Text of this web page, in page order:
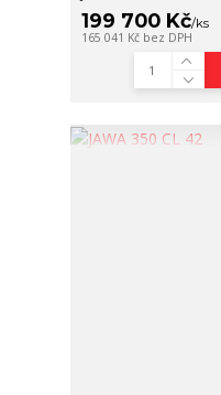
199 700 Kč/ks
165 041 Kč bez DPH